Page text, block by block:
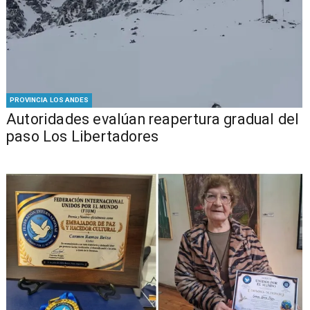
PROVINCIA LOS ANDES
​​Autoridades evalúan reapertura gradual del
paso Los Libertadores